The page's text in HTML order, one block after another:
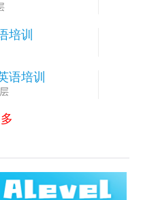
培训
语培训
英语培训